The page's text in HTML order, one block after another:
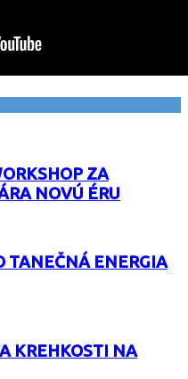
ZA
NOVÚ ÉRU
TANEČNÁ ENERGIA
KREHKOSTI NA